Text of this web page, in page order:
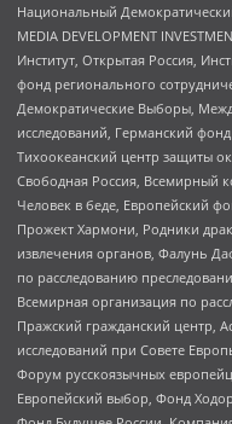
Национальный
MEDIA DEVELOPMENT
Институт, Открытая Россия,
фонд регионального
Демократические Выборы,
исследований, Германский
Тихоокеанский центр защиты
Свободная Россия, Всемирный
Человек в беде, Европейский
Прожект Хармони, Родники
извлечения органов, Фалунь
по расследованию
Всемирная организация по
Пражский гражданский центр,
исследований при Совете
Форум русскоязычных
Европейский выбор, Фонд